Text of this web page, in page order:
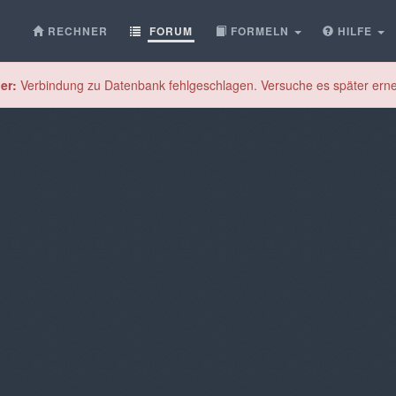
RECHNER FORUM FORMELN HILFE
Verbindung zu Datenbank fehlgeschlagen. Versuche es später